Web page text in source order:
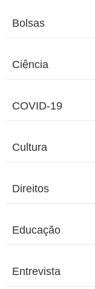
Bolsas
Ciência
COVID-19
Cultura
Direitos
Educação
Entrevista